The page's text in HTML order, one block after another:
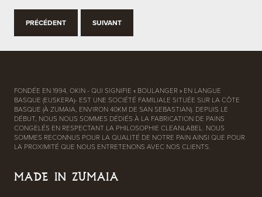
PRÉCÉDENT SUIVANT
FONDÉE EN 1994, OKIN - QUI SIGNIFIE « BOULANGER » EN LANGUE
BASQUE (EUSKERA)- EST UNE SOCIÉTÉ FAMILIALE SITUÉE SUR LA CÔTE
BASQUE (À ZUMAIA, ENVIRON 40KM DE SAN SEBASTIAN). DEPUIS LE
DÉBUT, NOUS NOUS SOMMES DÉDIÉS À LA FABRICATION DE PAINS
CONGELÉS EN RESPECTANT LA PHILOSOPHIE CLEANLABEL. NOUS
SOMMES RECONNUS POUR LA QUALITÉ DE NOTRE PAIN AINSI QUE POUR
LA PROXIMITÉ QUE NOUS ENTRETENONS AVEC NOS CLIENTS.
MADE IN ZUMAIA